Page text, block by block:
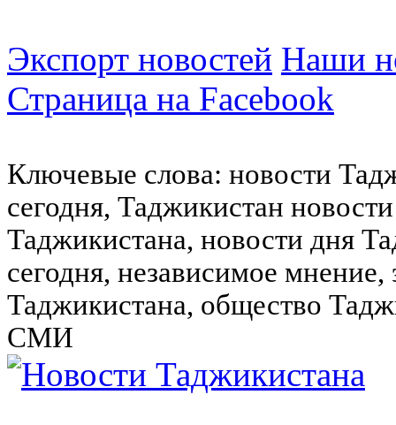
Экспорт новостей Наши
Страница на Facebook
Ключевые слова: новости
сегодня, Таджикистан
Таджикистана, новости дня
сегодня, независимое
Таджикистана, общество
СМИ